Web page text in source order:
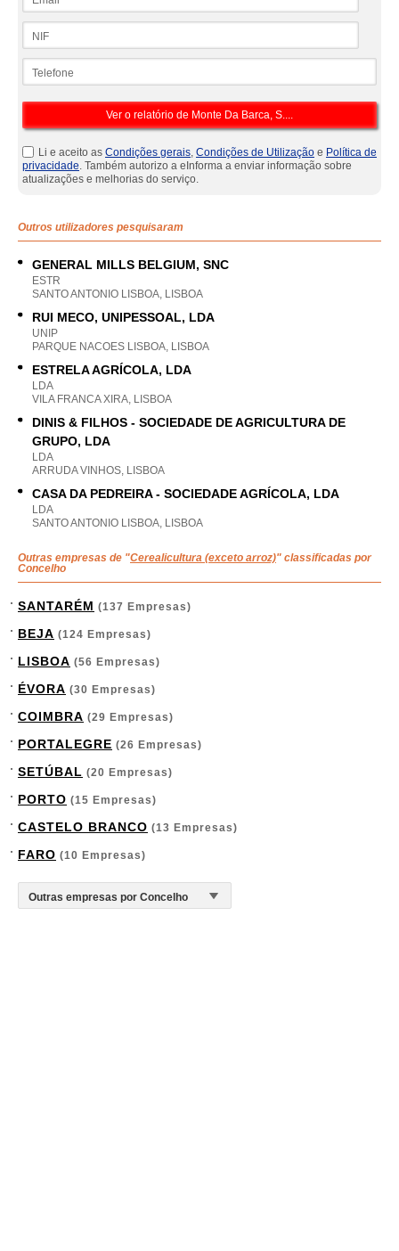
Li e aceito as Condições gerais, Condições de Utilização e Política de
privacidade. Também autorizo a eInforma a enviar informação sobre
atualizações e melhorias do serviço.
Outros utilizadores pesquisaram
GENERAL MILLS BELGIUM, SNC
ESTR
SANTO ANTONIO LISBOA, LISBOA
RUI MECO, UNIPESSOAL, LDA
UNIP
PARQUE NACOES LISBOA, LISBOA
ESTRELA AGRÍCOLA, LDA
LDA
VILA FRANCA XIRA, LISBOA
DINIS & FILHOS - SOCIEDADE DE AGRICULTURA DE
GRUPO, LDA
LDA
ARRUDA VINHOS, LISBOA
CASA DA PEDREIRA - SOCIEDADE AGRÍCOLA, LDA
LDA
SANTO ANTONIO LISBOA, LISBOA
Outras empresas de "Cerealicultura (exceto arroz)" classificadas por
Concelho
SANTARÉM (137 Empresas)
BEJA (124 Empresas)
LISBOA (56 Empresas)
ÉVORA (30 Empresas)
COIMBRA (29 Empresas)
PORTALEGRE (26 Empresas)
SETÚBAL (20 Empresas)
PORTO (15 Empresas)
CASTELO BRANCO (13 Empresas)
FARO (10 Empresas)